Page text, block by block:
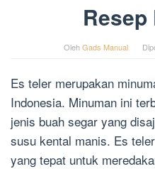
Resep
OlehGads Manual
Es teler merupakan
Indonesia. Minuman ini
jenis buah segar yang
susu kental manis. Es
yang tepat untuk